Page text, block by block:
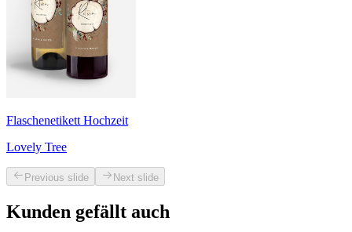
Flaschenetikett Hochzeit
Lovely Tree
Previous slide Next slide
Kunden gefällt auch